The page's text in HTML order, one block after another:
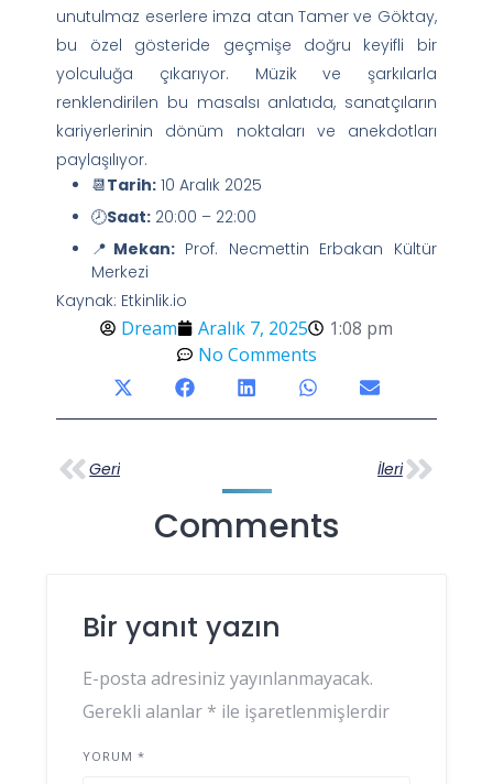
unutulmaz eserlere imza atan Tamer ve Göktay,
bu özel gösteride geçmişe doğru keyifli bir
yolculuğa çıkarıyor. Müzik ve şarkılarla
renklendirilen bu masalsı anlatıda, sanatçıların
kariyerlerinin dönüm noktaları ve anekdotları
paylaşılıyor.
📆Tarih: 10 Aralık 2025
🕗Saat: 20:00 – 22:00
📍 Mekan:Prof. Necmettin Erbakan Kültür
Merkezi
Kaynak: Etkinlik.io
Dream Aralık 7, 2025
1:08 pm
No Comments
Geri İleri
Comments
Bir yanıt yazın
E-posta adresiniz yayınlanmayacak.
Gerekli alanlar * ile işaretlenmişlerdir
YORUM *